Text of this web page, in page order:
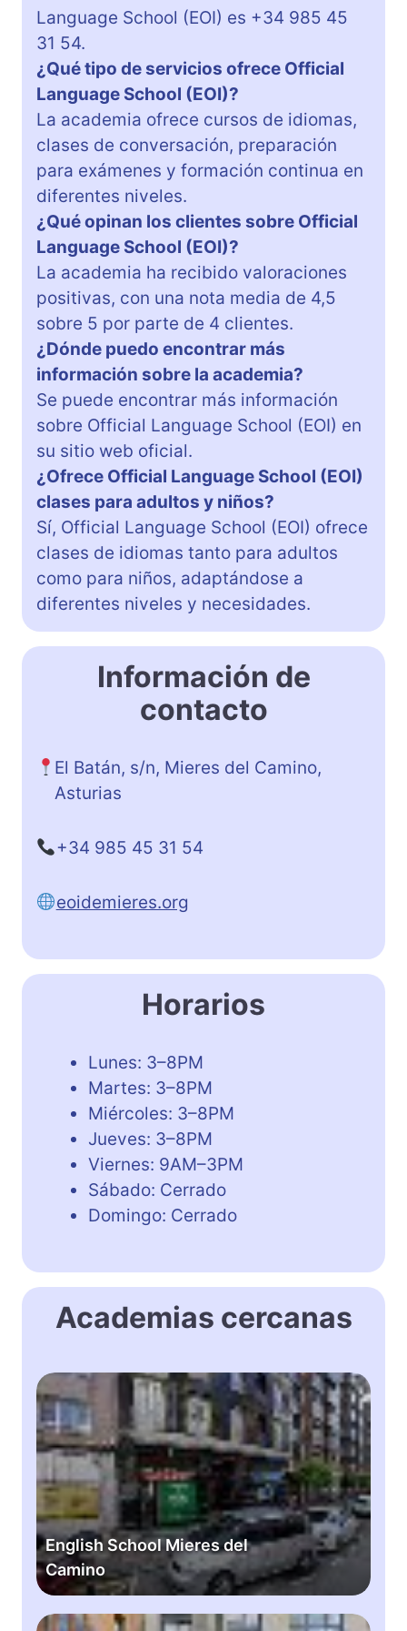
Language School (EOI) es +34 985 45
31 54.
¿Qué tipo de servicios ofrece Official
Language School (EOI)?
La academia ofrece cursos de idiomas,
clases de conversación, preparación
para exámenes y formación continua en
diferentes niveles.
¿Qué opinan los clientes sobre Official
Language School (EOI)?
La academia ha recibido valoraciones
positivas, con una nota media de 4,5
sobre 5 por parte de 4 clientes.
¿Dónde puedo encontrar más
información sobre la academia?
Se puede encontrar más información
sobre Official Language School (EOI) en
su sitio web oficial.
¿Ofrece Official Language School (EOI)
clases para adultos y niños?
Sí, Official Language School (EOI) ofrece
clases de idiomas tanto para adultos
como para niños, adaptándose a
diferentes niveles y necesidades.
Información de
contacto
El Batán, s/n, Mieres del Camino,
Asturias
+34 985 45 31 54
eoidemieres.org
Horarios
Lunes: 3–8PM
Martes: 3–8PM
Miércoles: 3–8PM
Jueves: 3–8PM
Viernes: 9AM–3PM
Sábado: Cerrado
Domingo: Cerrado
Academias cercanas
English School Mieres del
Camino
E
n
g
l
s
h
S
c
h
o
L